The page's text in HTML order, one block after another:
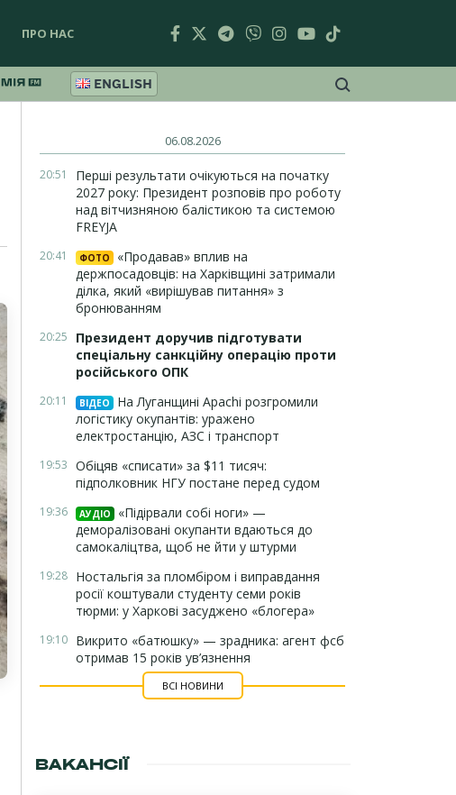
ПРО НАС
ENGLISH
06.08.2026
20:51
Перші результати очікуються на початку
2027 року: Президент розповів про роботу
над вітчизняною балістикою та системою
FREYJA
20:41 ФОТО
«Продавав» вплив на
держпосадовців: на Харківщині затримали
ділка, який «вирішував питання» з
бронюванням
20:25
Президент доручив підготувати
спеціальну санкційну операцію проти
російського ОПК
20:11 ВІДЕО
На Луганщині Apachi розгромили
логістику окупантів: уражено
електростанцію, АЗС і транспорт
19:53 Обіцяв «списати» за $11 тисяч:
підполковник НГУ постане перед судом
19:36 АУДІО
«Підірвали собі ноги» —
деморалізовані окупанти вдаються до
самокаліцтва, щоб не йти у штурми
19:28 Ностальгія за пломбіром і виправдання
росії коштували студенту семи років
тюрми: у Харкові засуджено «блогера»
19:10 Викрито «батюшку» — зрадника: агент фсб
отримав 15 років ув’язнення
ВСІ НОВИНИ
ВАКАНСІЇ